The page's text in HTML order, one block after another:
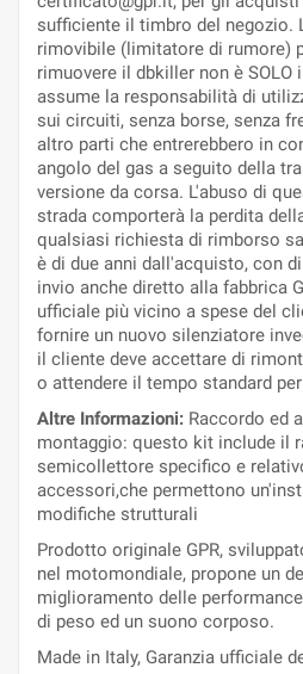
sufficiente il timbro del negozio.
rimovibile (limitatore di rumore)
rimuovere il dbkiller non è
assume la responsabilità di
sui circuiti, senza borse, senza
altro parti che entrerebbero in
angolo del gas a seguito della
versione da corsa. L'abuso di
strada comporterà la perdita
qualsiasi richiesta di rimborso
è di due anni dall'acquisto, con
invio anche diretto alla fabbrica
ufficiale più vicino a spese del
fornire un nuovo silenziatore
il cliente deve accettare di
o attendere il tempo standard
Altre Informazioni: Raccordo ed
montaggio: questo kit include il
semicollettore specifico e
accessori,che permettono
modifiche strutturali
Prodotto originale GPR,
nel motomondiale, propone un
miglioramento delle
di peso ed un suono corposo.
Made in Italy, Garanzia ufficiale